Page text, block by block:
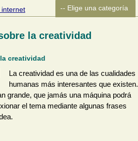
la creatividad
creatividad
La creatividad es una de las cualidades
humanas más interesantes que existen.
grande, que jamás una máquina podrá
el tema mediante algunas frases